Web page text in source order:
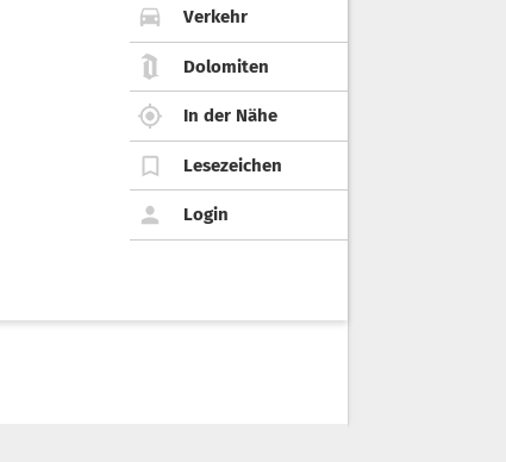
Verkehr
Dolomiten
In der Nähe
Lesezeichen
Login